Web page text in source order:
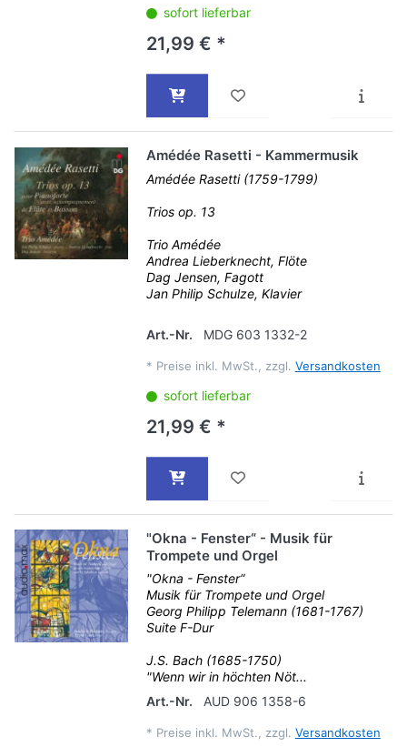
sofort lieferbar
21,99 € *
Amédée Rasetti - Kammermusik
Amédée Rasetti (1759-1799)
Trios op. 13
Trio Amédée
Andrea Lieberknecht, Flöte
Dag Jensen, Fagott
Jan Philip Schulze, Klavier
Art.-Nr. MDG 603 1332-2
* Preise inkl. MwSt., zzgl. Versandkosten
sofort lieferbar
21,99 € *
"Okna - Fenster“ - Musik für
Trompete und Orgel
"Okna - Fenster“
Musik für Trompete und Orgel
Georg Philipp Telemann (1681-1767)
Suite F-Dur
J.S. Bach (1685-1750)
"Wenn wir in höchten Nöt...
Art.-Nr.
AUD 906 1358-6
* Preise inkl. MwSt., zzgl. Versandkosten